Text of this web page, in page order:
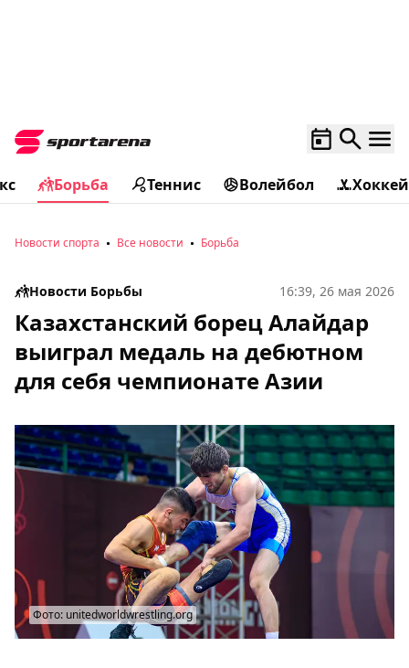
Борьба Теннис Волейбол Хоккей
Новости спорта Все новости Борьба
Новости Борьбы 16:39, 26 мая 2026
Казахстанский борец Алайдар
выиграл медаль на дебютном
для себя чемпионате Азии
Фото: unitedworldwrestling.org